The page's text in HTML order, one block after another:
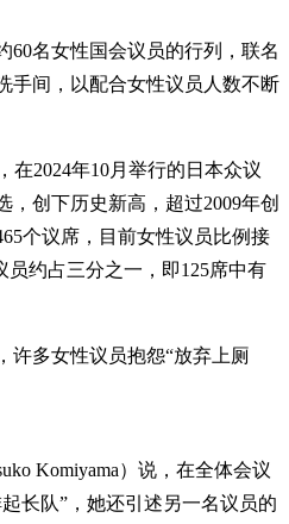
60名女性国会议员的行列，联名
手间，以配合女性议员人数不断
在2024年10月举行的日本众议
，创下历史新高，超过2009年创
个议席，目前女性议员比例接
员约占三分之一，即125席中有
许多女性议员抱怨“放弃上厕
Komiyama）说，在全体会议
长队”，她还引述另一名议员的